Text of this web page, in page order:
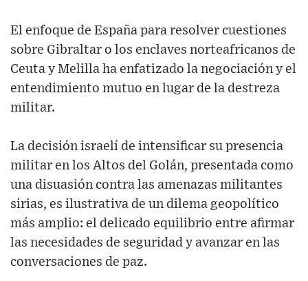
El enfoque de España para resolver cuestiones
sobre Gibraltar o los enclaves norteafricanos de
Ceuta y Melilla ha enfatizado la negociación y el
entendimiento mutuo en lugar de la destreza
militar.
La decisión israelí de intensificar su presencia
militar en los Altos del Golán, presentada como
una disuasión contra las amenazas militantes
sirias, es ilustrativa de un dilema geopolítico
más amplio: el delicado equilibrio entre afirmar
las necesidades de seguridad y avanzar en las
conversaciones de paz.